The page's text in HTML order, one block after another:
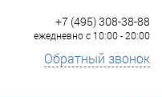
+7 (495) 308-38-88
ежедневно с 10:00 - 20:00
Обратный звонок